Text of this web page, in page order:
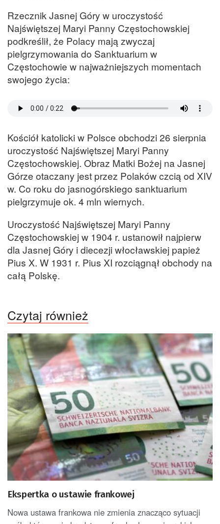
Rzecznik Jasnej Góry w uroczystość
Najświętszej Maryi Panny Częstochowskiej
podkreślił, że Polacy mają zwyczaj
pielgrzymowania do Sanktuarium w
Częstochowie w najważniejszych momentach
swojego życia:
Kościół katolicki w Polsce obchodzi 26 sierpnia
uroczystość Najświętszej Maryi Panny
Częstochowskiej. Obraz Matki Bożej na Jasnej
Górze otaczany jest przez Polaków czcią od XIV
w. Co roku do jasnogórskiego sanktuarium
pielgrzymuje ok. 4 mln wiernych.
Uroczystość Najświętszej Maryi Panny
Częstochowskiej w 1904 r. ustanowił najpierw
dla Jasnej Góry i diecezji włocławskiej papież
Pius X. W 1931 r. Pius XI rozciągnął obchody na
całą Polskę.
Czytaj również
Ekspertka o ustawie frankowej
Nowa ustawa frankowa nie zmienia znacząco sytuacji